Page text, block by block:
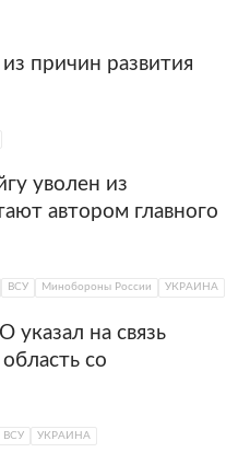
причин развития
уволен из
автором главного
ВСУ Минобороны России УКРАИНА
указал на связь
со
ВСУ УКРАИНА